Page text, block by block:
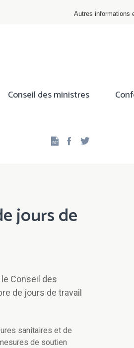
Autres informations
Conseil des ministres
Facebook
jours de
Conseil des
de jours de travail
sanitaires et de
de soutien